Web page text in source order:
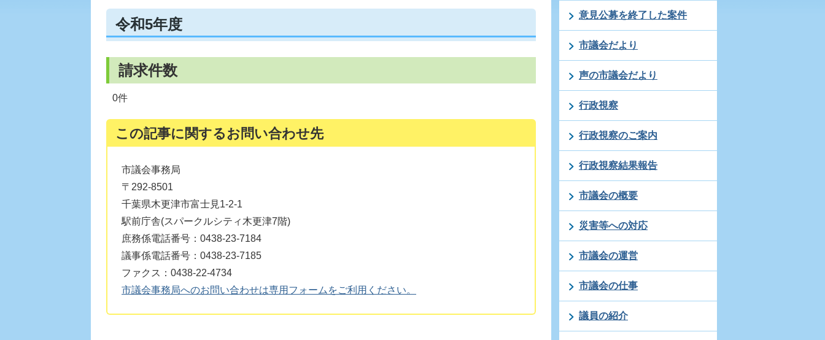
令和5年度
請求件数
0件
この記事に関するお問い合わせ先
市議会事務局
〒292-8501
千葉県木更津市富士見1-2-1
駅前庁舎(スパークルシティ木更津7階)
庶務係電話番号：0438-23-7184
議事係電話番号：0438-23-7185
ファクス：0438-22-4734
市議会事務局へのお問い合わせは専用フォームをご利用ください。
意見公募を終了した案件
市議会だより
声の市議会だより
行政視察
行政視察のご案内
行政視察結果報告
市議会の概要
災害等への対応
市議会の運営
市議会の仕事
議員の紹介